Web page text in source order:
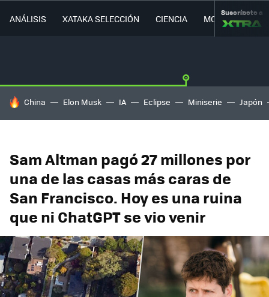
ANÁLISIS XATAKA SELECCIÓN CIENCIA MOVILIDAD
Suscríbete a
HOY SE HABLA DE
China Elon Musk IA Eclipse Miniserie Japón
Sam Altman pagó 27 millones por
una de las casas más caras de
San Francisco. Hoy es una ruina
que ni ChatGPT se vio venir